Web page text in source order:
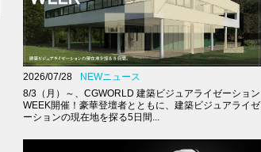
2026/07/28
NEWニュース
8/3（月）～、CGWORLD 建築ビジュアライゼーション
WEEK開催！豪華登壇者とともに、建築ビジュアライゼ
ーションの現在地を探る5日間...